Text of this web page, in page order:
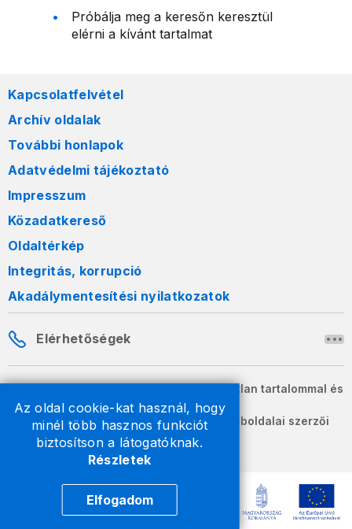
Az oldal cookie-kat használ, hogy
minél több hasznos funkciót
biztosítson a látogatóknak.
Részletek
Elfogadom
Próbálja meg a keresőn keresztül
elérni a kívánt tartalmat
Kapcsolatfelvétel
Archív oldalak
További honlapok
Adatvédelmi tájékoztató
Impresszum
Közadatkereső
Oldaltérkép
Integritás, korrupció
Akadálymentesítési nyilatkozatok
Elérhetőségek
A honlapon szereplő információk változatlan tartalommal és
formában szabadon terjeszthetők.
2026 © A Nemzeti Adó- és Vámhivatal weboldalai szerzői
jogvédelem alatt állnak.